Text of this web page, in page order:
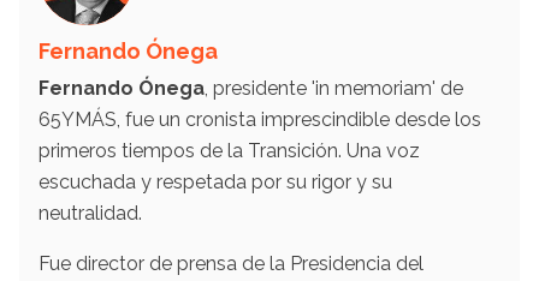
Fernando Ónega
Fernando Ónega , presidente 'in memoriam' de
65YMÁS, fue un cronista imprescindible desde los
primeros tiempos de la Transición. Una voz
escuchada y respetada por su rigor y su
neutralidad.
Fue director de prensa de la Presidencia del